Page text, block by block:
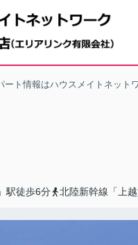
ト情報はハウスメイトネット
駅徒歩6分
北陸新幹線「上